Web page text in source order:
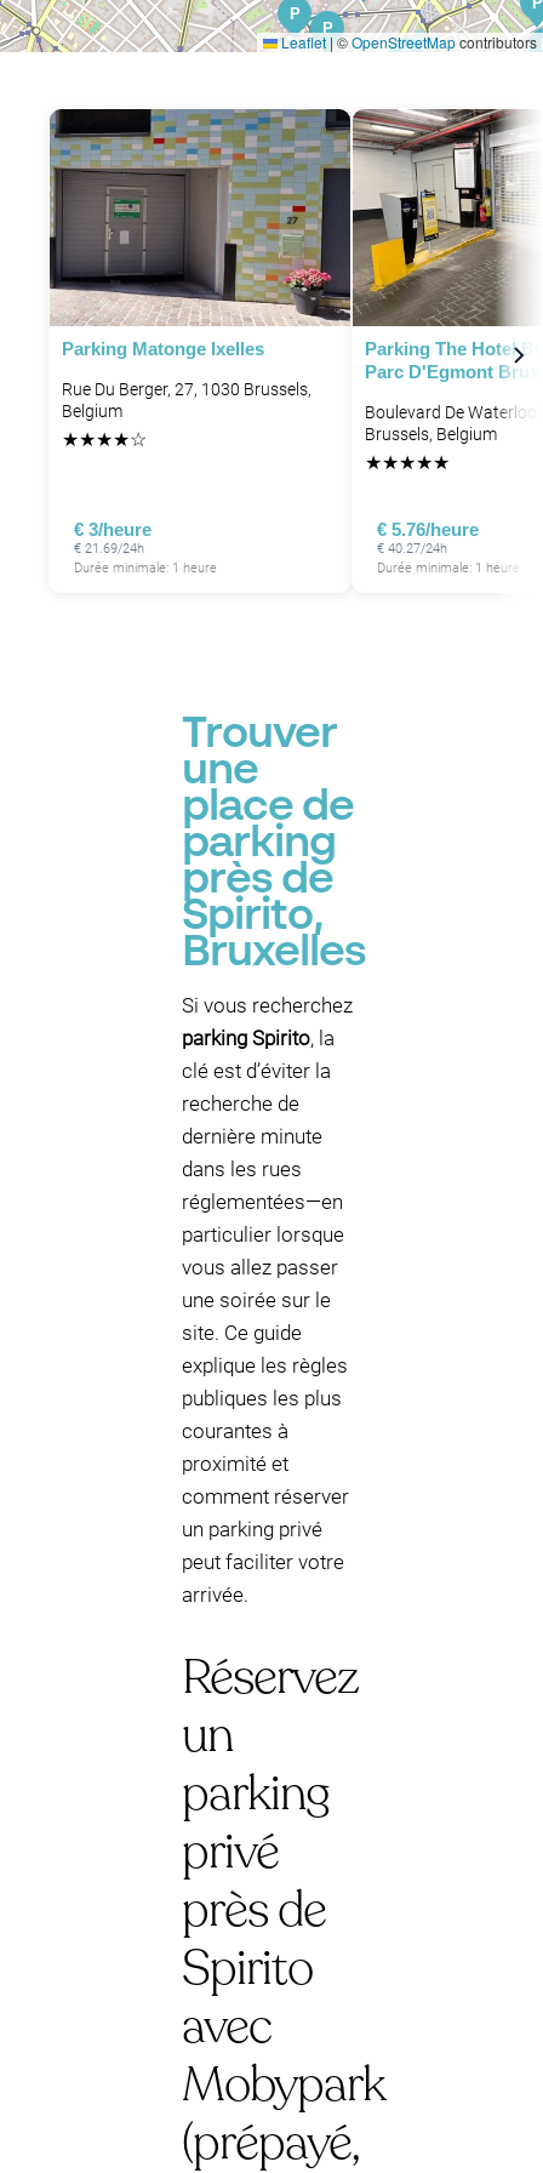
P
P
P
Leaflet |©OpenStreetMapcontributors
Parking Matonge Ixelles
Rue Du Berger, 27, 1030 Brussels,
Belgium
★★★★☆
€ 3/heure
€ 21.69/24h
Durée minimale: 1 heure
Parking The Hotel
Parc D'Egmont
Boulevard De Waterloo
Brussels, Belgium
★★★★★
€ 5.76/heure
€ 40.27/24h
Durée minimale: 1 heure
Trouver
une
place de
parking
près de
Spirito,
Bruxelles
Si vous recherchez
parking Spirito, la
clé est d’éviter la
recherche de
dernière minute
dans les rues
réglementées—en
particulier lorsque
vous allez passer
une soirée sur le
site. Ce guide
explique les règles
publiques les plus
courantes à
proximité et
comment réserver
un parking privé
peut faciliter votre
arrivée.
Réservez
un
parking
privé
près de
Spirito
avec
Mobypark
(prépayé,